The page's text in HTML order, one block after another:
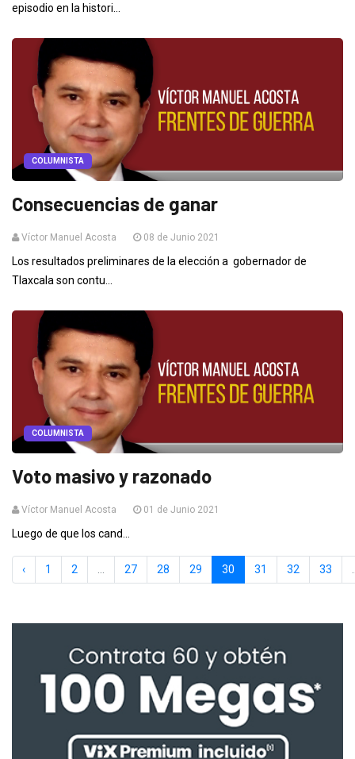
episodio en la histori...
COLUMNISTA
Consecuencias de ganar
Víctor Manuel Acosta 08 de Junio 2021
Los resultados preliminares de la elección a gobernador de
Tlaxcala son contu...
COLUMNISTA
Voto masivo y razonado
Víctor Manuel Acosta 01 de Junio 2021
Luego de que los cand...
‹ 1 2 27 28 29 30 31 32 33